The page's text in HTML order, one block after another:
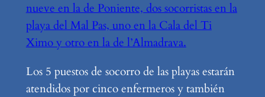
nueve en la de Poniente, dos socorristas en la
playa del Mal Pas, uno en la Cala del Ti
Ximo y otro en la de l’Almadrava.
Los 5 puestos de socorro de las playas estarán
atendidos por cinco enfermeros y también